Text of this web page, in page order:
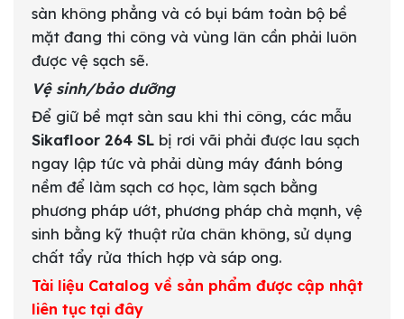
sàn không phẳng và có bụi bám toàn bộ bề
mặt đang thi công và vùng lân cần phải luôn
được vệ sạch sẽ.
Vệ sinh/bảo dưỡng
Để giữ bề mạt sàn sau khi thi công, các mẫu
Sikafloor 264 SL bị rơi vãi phải được lau sạch
ngay lập tức và phải dùng máy đánh bóng
nềm để làm sạch cơ học, làm sạch bằng
phương pháp ướt, phương pháp chà mạnh, vệ
sinh bằng kỹ thuật rửa chân không, sử dụng
chất tẩy rửa thích hợp và sáp ong.
Tài liệu Catalog về sản phẩm được cập nhật
liên tục tại đây